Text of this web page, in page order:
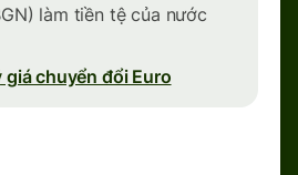
làm tiền tệ của nước
giá chuyển đổi Euro